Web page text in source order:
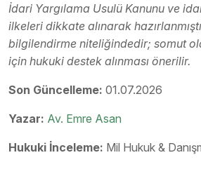
İdari Yargılama Usulü Kanunu ve
ilkeleri dikkate alınarak
bilgilendirme niteliğindedir; somut
için hukuki destek alınması önerilir.
Son Güncelleme: 01.07.2026
Yazar: Av. Emre Asan
Hukuki İnceleme: Mil Hukuk &